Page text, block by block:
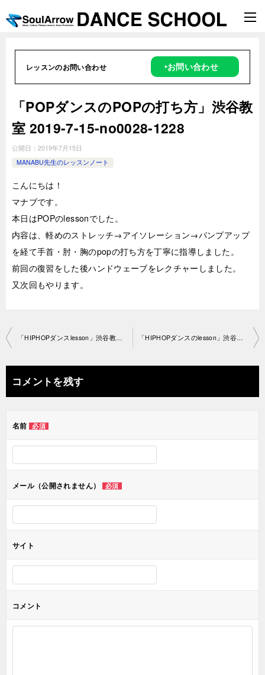
レッスンのお問い合わせ ‣お問い合わせ
「POPダンスのPOPの打ち方」渋谷教
室 2019-7-15-­no0028-­1228
公開日： 2019年7月15日
MANABU先生のレッスンノート
こんにちは！
マナブです。
本日はPOPのlessonでした。
内容は、軽めのストレッチ→アイソレーション→パンプアップ
を経て手首・肘・胸のpopの打ち方を丁寧に指導しました。
前回の復習をした後ハンドウェーブをレクチャーしました。
又次回もやります。
投
ナ
ビ
ー
ン
コメントを残す
名前 必須
メール（公開されません） 必須
サイト
コメント